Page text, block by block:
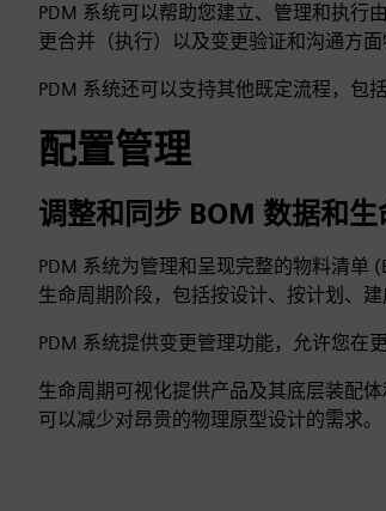
PDM 系统可以帮助您建立、管理和执行
更合并（执行）以及变更验证和沟通方
PDM 系统还可以支持其他既定流程，包
配置管理
调整和同步 BOM 数据和
PDM 系统为管理和呈现完整的物料清单
生命周期阶段，包括按设计、按计划、建
PDM 系统提供变更管理功能，允许您在
生命周期可视化提供产品及其底层装配
可以减少对昂贵的物理原型设计的需求。